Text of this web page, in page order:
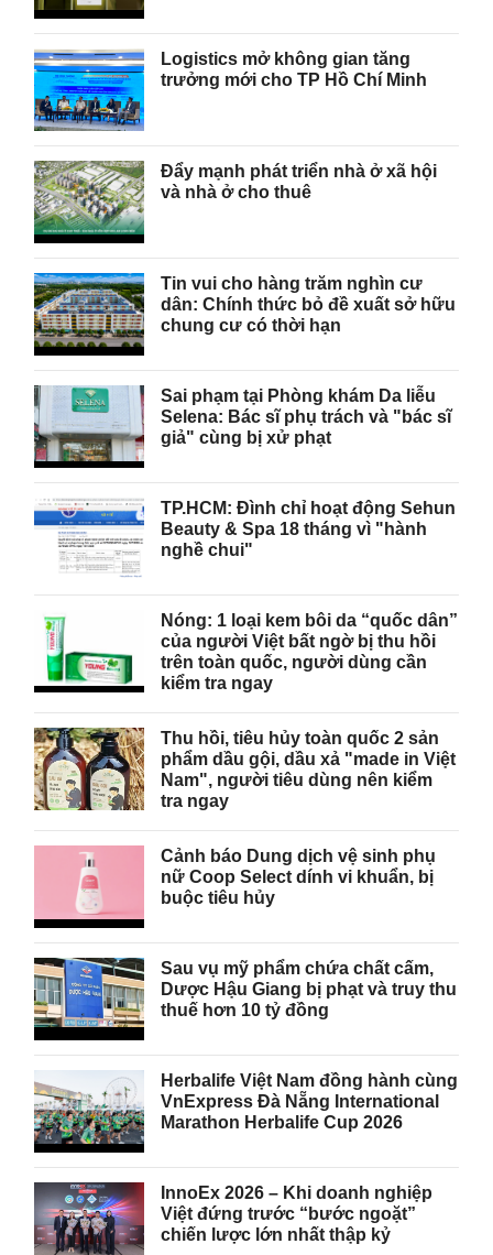
Logistics mở không gian tăng
trưởng mới cho TP Hồ Chí Minh
Đẩy mạnh phát triển nhà ở xã hội
và nhà ở cho thuê
Tin vui cho hàng trăm nghìn cư
dân: Chính thức bỏ đề xuất sở hữu
chung cư có thời hạn
Sai phạm tại Phòng khám Da liễu
Selena: Bác sĩ phụ trách và "bác sĩ
giả" cùng bị xử phạt
TP.HCM: Đình chỉ hoạt động Sehun
Beauty & Spa 18 tháng vì "hành
nghề chui"
Nóng: 1 loại kem bôi da “quốc dân”
của người Việt bất ngờ bị thu hồi
trên toàn quốc, người dùng cần
kiểm tra ngay
Thu hồi, tiêu hủy toàn quốc 2 sản
phẩm dầu gội, dầu xả "made in Việt
Nam", người tiêu dùng nên kiểm
tra ngay
Cảnh báo Dung dịch vệ sinh phụ
nữ Coop Select dính vi khuẩn, bị
buộc tiêu hủy
Sau vụ mỹ phẩm chứa chất cấm,
Dược Hậu Giang bị phạt và truy thu
thuế hơn 10 tỷ đồng
Herbalife Việt Nam đồng hành cùng
VnExpress Đà Nẵng International
Marathon Herbalife Cup 2026
InnoEx 2026 – Khi doanh nghiệp
Việt đứng trước “bước ngoặt”
chiến lược lớn nhất thập kỷ